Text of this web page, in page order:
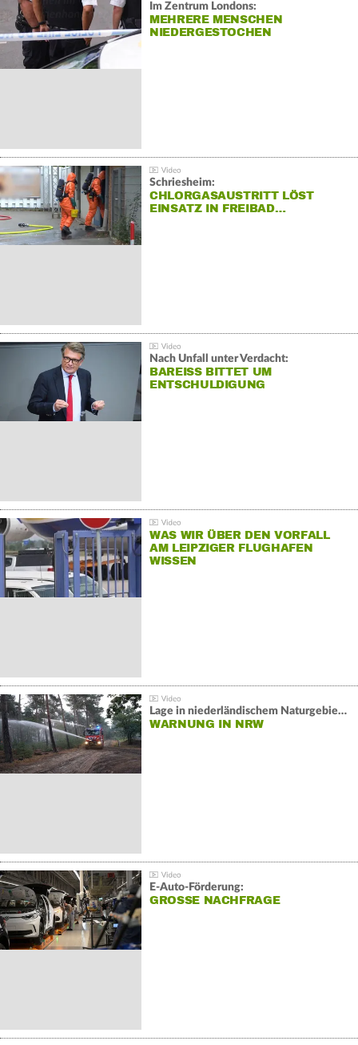
Im Zentrum Londons:
MEHRERE MENSCHEN
NIEDERGESTOCHEN
Schriesheim:
CHLORGASAUSTRITT LÖST
EINSATZ IN FREIBAD…
Nach Unfall unter Verdacht:
BAREISS BITTET UM E
NTSCHULDIGUNG
WAS WIR ÜBER DEN VORFALL
AM LEIPZIGER FLUGHAFEN
WISSEN
Lage in niederländischem Naturgebiet stabil
WARNUNG IN NRW
E-Auto-Förderung:
GROSSE NACHFRAGE